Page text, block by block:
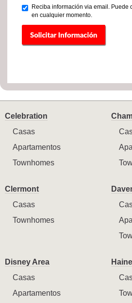
Reciba información via email. Puede
en cualquier momento.
Celebration
Casas
Apartamentos
Townhomes
Clermont
Casas
Townhomes
Disney Area
Casas
Apartamentos